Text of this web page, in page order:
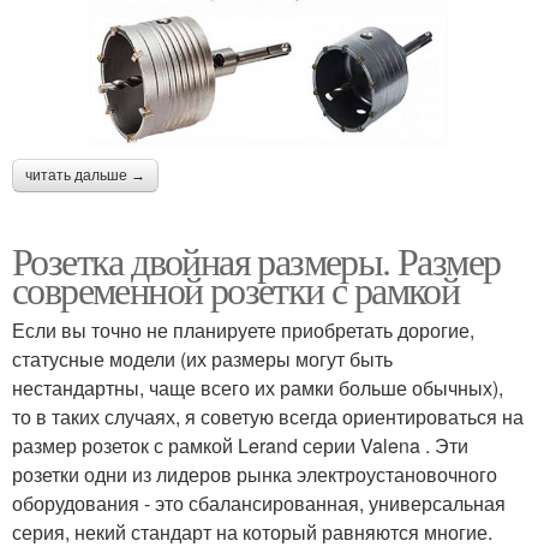
читать дальше →
Розетка двойная размеры. Размер
современной розетки с рамкой
Если вы точно не планируете приобретать дорогие,
статусные модели (их размеры могут быть
нестандартны, чаще всего их рамки больше обычных),
то в таких случаях, я советую всегда ориентироваться на
размер розеток с рамкой Lerand серии Valena . Эти
розетки одни из лидеров рынка электроустановочного
оборудования - это сбалансированная, универсальная
серия, некий стандарт на который равняются многие.